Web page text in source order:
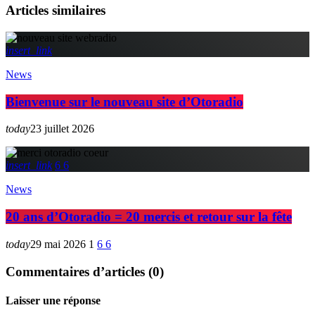
Articles similaires
insert_link
News
Bienvenue sur le nouveau site d’Otoradio
today23 juillet 2026
insert_link 6 6
News
20 ans d’Otoradio = 20 mercis et retour sur la fête
today29 mai 2026 1 6 6
Commentaires d’articles (0)
Laisser une réponse